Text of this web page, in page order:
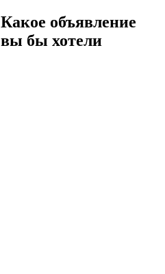
Какое объявление
вы бы хотели